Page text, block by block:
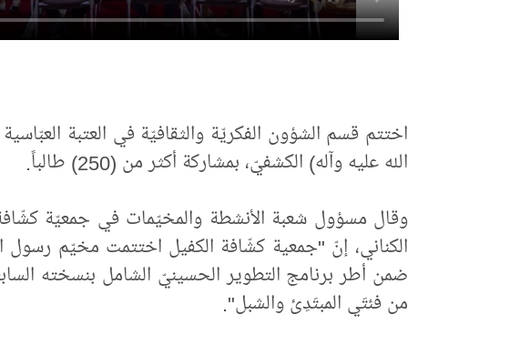
اختتم قسم الشؤون الفكريّة والثقافيّة في العتبة
الله عليه وآله) الكشفيّ، بمشاركة أكثر من (250) طالباً.
وقال مسؤول شعبة الأنشطة والمخيّمات في جمعيّة كشّافة
الكناني، إنّ "جمعية كشّافة الكفيل اختتمت مخيّم رسول
من فئتَي المبتَدِئ والشبل".